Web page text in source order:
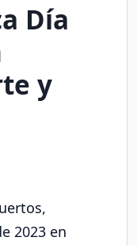
Día
y
2023 en